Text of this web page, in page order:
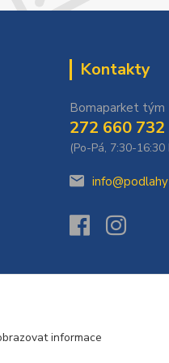
Kontakty
Bomaparket tým
272 660 732
(Po-Pá, 7:30-16:30
informace